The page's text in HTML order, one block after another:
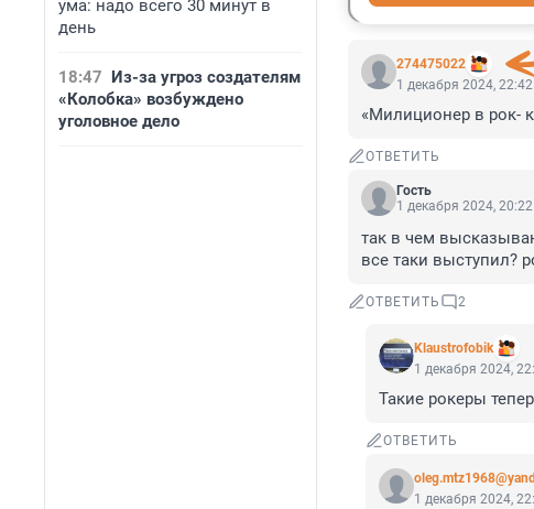
ума: надо всего 30 минут в
день
18:47 Из-за угроз создателям
«Колобка» возбуждено
уголовное дело
274475022
1 декабря 2024, 22:42
«Милиционер в рок-
ОТВЕТИТЬ
Гость
1 декабря 2024, 20:22
так в чем
все таки выступил?
ОТВЕТИТЬ 2
Klaustrofobik
1 декабря 2024,
Такие рокеры
ОТВЕТИТЬ
1 декабря 2024,